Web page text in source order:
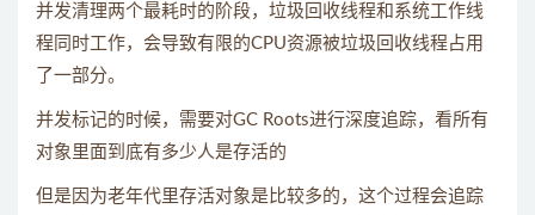
并发清理两个最耗时的阶段，垃圾回收线程和系统工作线
程同时工作，会导致有限的CPU资源被垃圾回收线程占用
了一部分。
并发标记的时候，需要对GC Roots进行深度追踪，看所有
对象里面到底有多少人是存活的
但是因为老年代里存活对象是比较多的，这个过程会追踪